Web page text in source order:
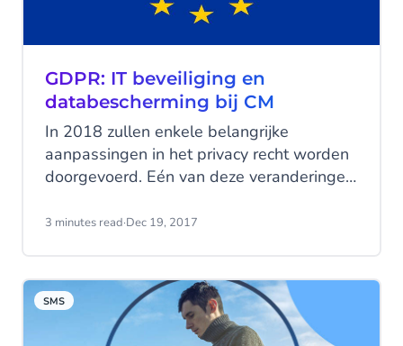
GDPR: IT beveiliging en
databescherming bij CM
In 2018 zullen enkele belangrijke
aanpassingen in het privacy recht worden
doorgevoerd. Eén van deze veranderingen
(GDPR), oftewel de Algemene
doet CM om compliant te zijn met deze
regelgeving?
3 minutes read·Dec 19, 2017
SMS